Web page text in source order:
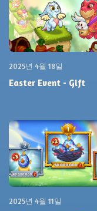
2025년 4월 18일
Easter Event - Gift
2025년 4월 11일